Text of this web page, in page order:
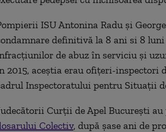
ISU Antonina Radu și
definitivă la 8 ani si 8
de abuz în serviciu și
2015, aceștia erau ofițeri-inspectori
Inspectoratului pentru Situații
Curții de Apel Bucureşti
Colectiv, după șase ani de